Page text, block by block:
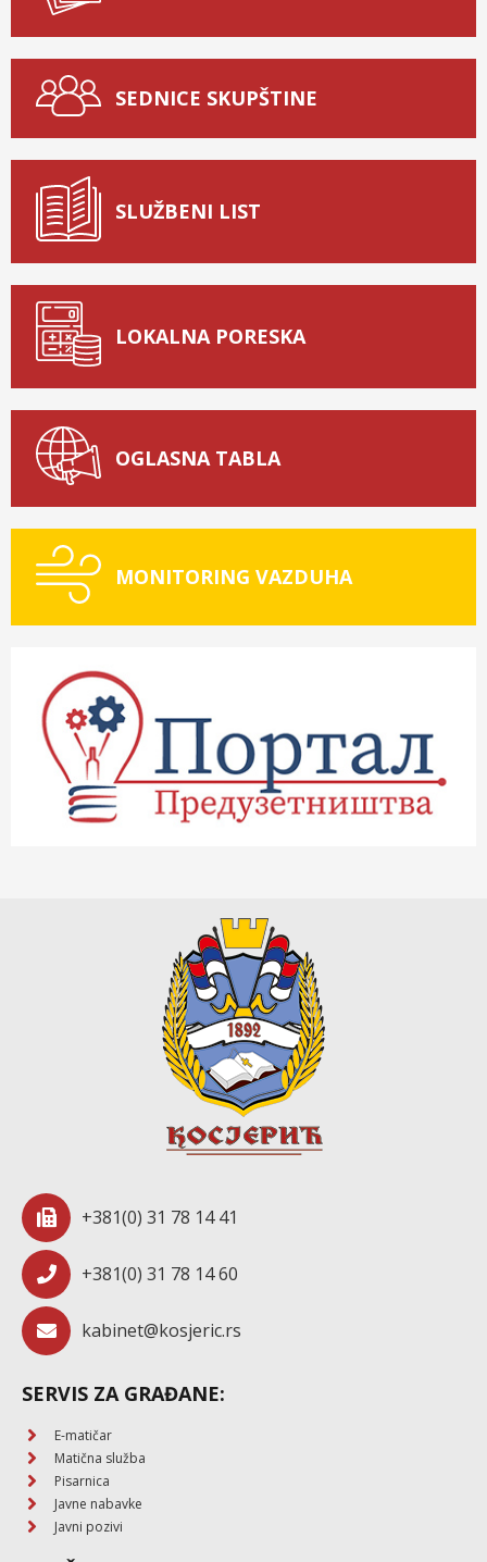
SEDNICE SKUPŠTINE
SLUŽBENI LIST
LOKALNA PORESKA
OGLASNA TABLA
MONITORING VAZDUHA
+381(0) 31 78 14 41
+381(0) 31 78 14 60
kabinet@kosjeric.rs
SERVIS ZA GRAĐANE:
E-matičar
Matična služba
Pisarnica
Javne nabavke
Javni pozivi